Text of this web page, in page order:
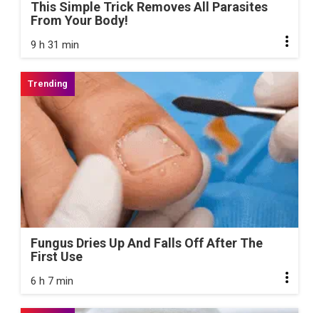
This Simple Trick Removes All Parasites
From Your Body!
9 h 31 min
Fungus Dries Up And Falls Off After The
First Use
6 h 7 min